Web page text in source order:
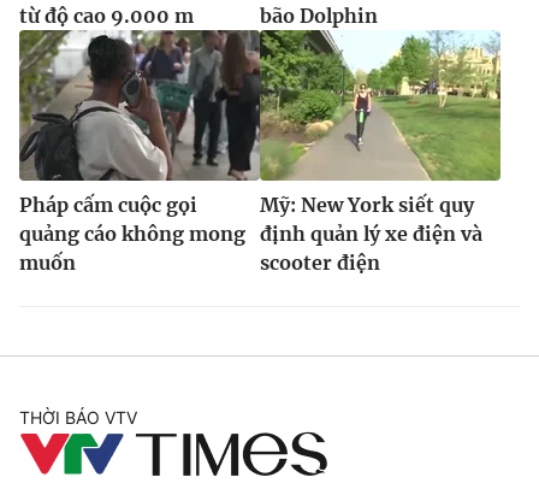
từ độ cao 9.000 m
bão Dolphin
Pháp cấm cuộc gọi
quảng cáo không mong
muốn
Mỹ: New York siết quy
định quản lý xe điện và
scooter điện
THỜI BÁO VTV